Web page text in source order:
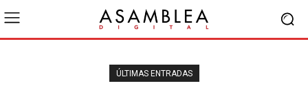
ÚLTIMAS ENTRADAS